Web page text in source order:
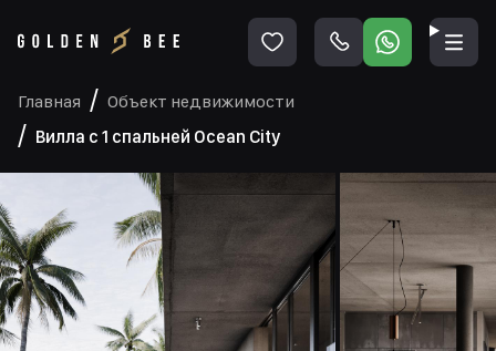
Главная
Объект недвижимости
Вилла с 1 спальней Ocean City